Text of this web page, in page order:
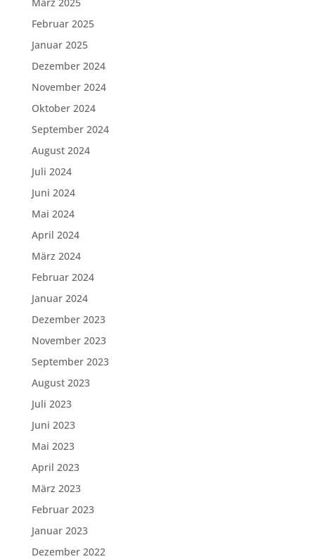
Februar 2025
Januar 2025
Dezember 2024
November 2024
Oktober 2024
September 2024
August 2024
Juli 2024
Juni 2024
Mai 2024
April 2024
März 2024
Februar 2024
Januar 2024
Dezember 2023
November 2023
September 2023
August 2023
Juli 2023
Juni 2023
Mai 2023
April 2023
März 2023
Februar 2023
Januar 2023
Dezember 2022